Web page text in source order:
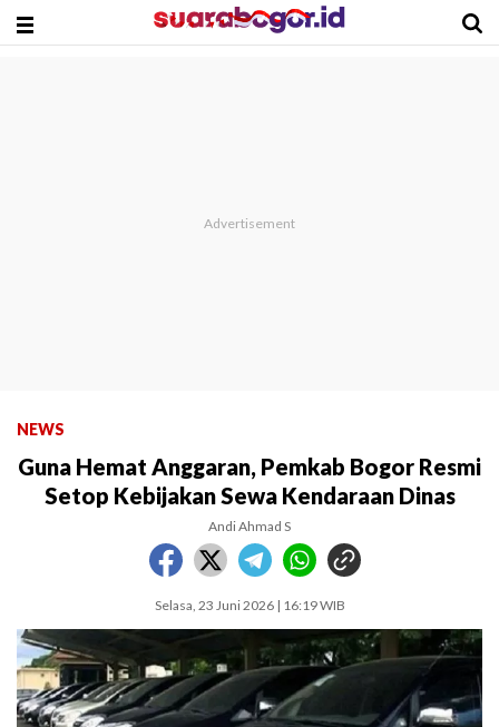
NEWS
Guna Hemat Anggaran, Pemkab Bogor Resmi
Setop Kebijakan Sewa Kendaraan Dinas
Andi Ahmad S
Selasa, 23 Juni 2026 | 16:19 WIB